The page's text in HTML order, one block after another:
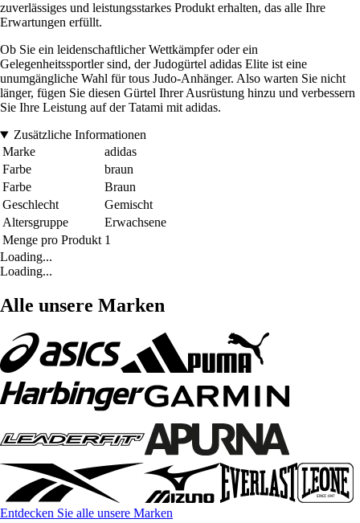
zuverlässiges und leistungsstarkes Produkt erhalten, das alle Ihre
Erwartungen erfüllt.
Ob Sie ein leidenschaftlicher Wettkämpfer oder ein
Gelegenheitssportler sind, der Judogürtel adidas Elite ist eine
unumgängliche Wahl für tous Judo-Anhänger. Also warten Sie nicht
länger, fügen Sie diesen Gürtel Ihrer Ausrüstung hinzu und verbessern
Sie Ihre Leistung auf der Tatami mit adidas.
Zusätzliche Informationen
Marke
adidas
Farbe
braun
Farbe
Braun
Geschlecht
Gemischt
Altersgruppe
Erwachsene
Menge pro Produkt 1
Loading...
Loading...
Alle unsere Marken
Entdecken Sie alle unsere Marken